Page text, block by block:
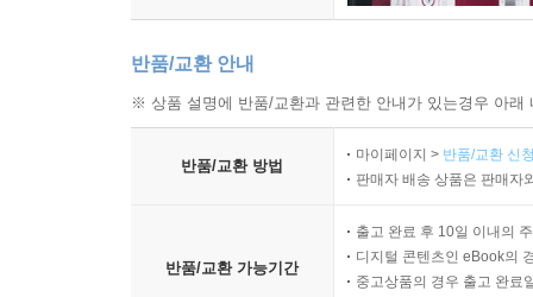
반품/교환 안내
※ 상품 설명에 반품/교환과 관련한 안내가 있는경우 아
반품/교환 방법
마이페이지 > 반품/교환 신
판매자 배송 상품은 판매자
반품/교환 가능기간
출고 완료 후 10일 이내의
디지털 콘텐츠인 eBook의
중고상품의 경우 출고 완료